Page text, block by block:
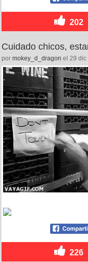
202
Cuidado chicos,
por mokey_d_dragon el 29 dic
226